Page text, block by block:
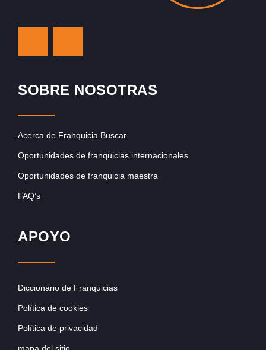
SOBRE NOSOTRAS
Acerca de Franquicia Buscar
Oportunidades de franquicias internacionales
Oportunidades de franquicia maestra
FAQ’s
APOYO
Diccionario de Franquicias
Política de cookies
Política de privacidad